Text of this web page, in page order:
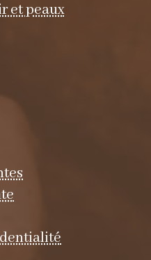
et peaux